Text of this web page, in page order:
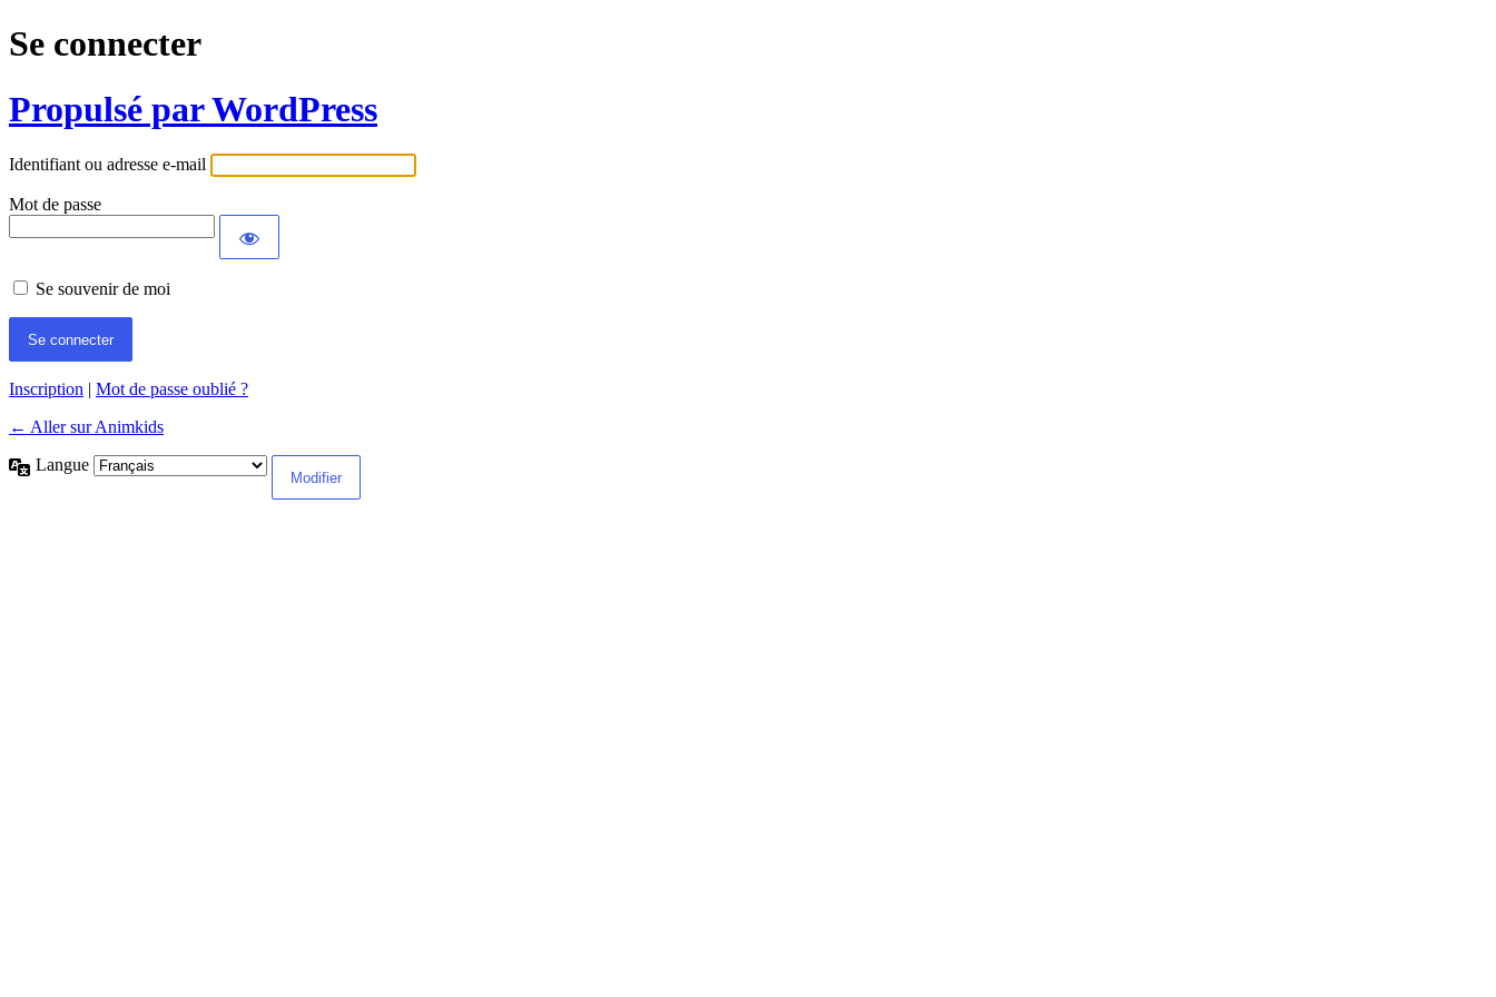
Se connecter
Propulsé par WordPress
Identifiant ou adresse e-mail
Mot de passe
Se souvenir de moi
Inscription | Mot de passe oublié ?
← Aller sur Animkids
Langue